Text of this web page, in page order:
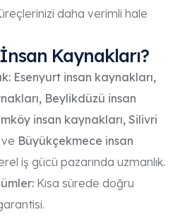
daha verimli hale
Kaynakları?
Esenyurt insan kaynakları,
Beylikdüzü insan
insan kaynakları, Silivri
ve Büyükçekmece insan
iş gücü pazarında uzmanlık.
Kısa sürede doğru